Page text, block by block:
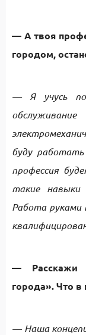
— А твоя
городом,
— Я учусь по
буду
профессия
такие навыки
Работа руками
— Расскажи
города». Что в
— Наша